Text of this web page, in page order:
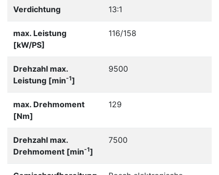
Verdichtung 13:1
max. Leistung
[kW/PS]
116/158
Drehzahl max.
Leistung [min-1]
9500
max. Drehmoment
[Nm]
129
Drehzahl max.
Drehmoment [min-1]
7500